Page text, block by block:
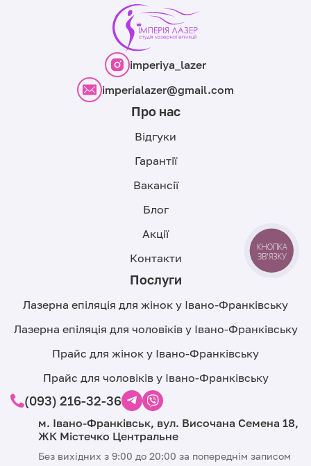
imperiya_lazer
imperialazer@gmail.com
Про нас
Відгуки
Гарантії
Вакансії
Блог
Акції
Контакти
Послуги
Лазерна епіляція для жінок у Івано-Франківську
Лазерна епіляція для чоловіків у Івано-Франківську
Прайс для жінок у Івано-Франківську
Прайс для чоловіків у Івано-Франківську
(093) 216-32-36
м. Івано-Франківськ, вул. Височана Семена 18,
ЖК Містечко Центральне
Без вихідних з 9:00 до 20:00 за попереднім записом
КНОПКА
ЗВ'ЯЗКУ